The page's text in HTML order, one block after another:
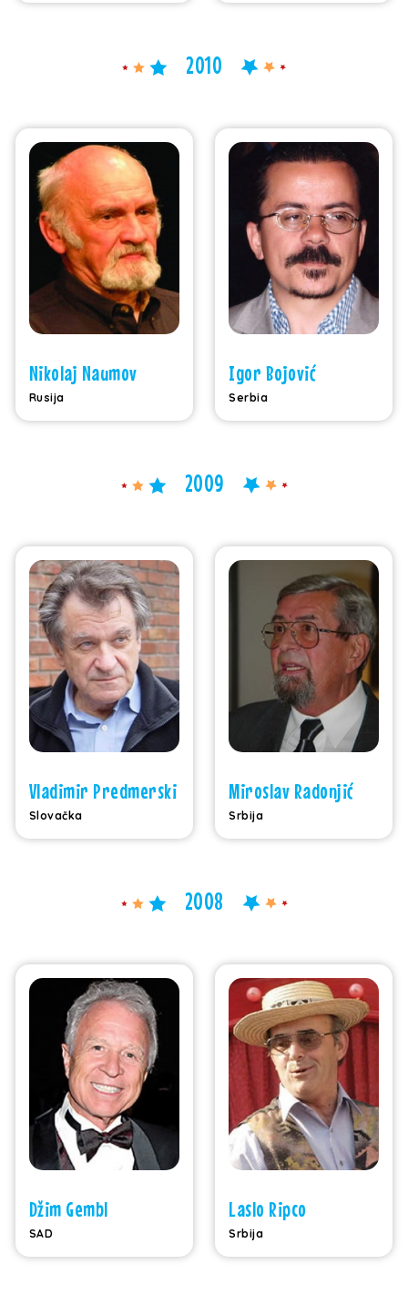
2010
Nikolaj Naumov
Rusija
Igor Bojović
Serbia
2009
Vladimir Predmerski
Slovačka
Miroslav Radonjić
Srbija
2008
Džim Gembl
SAD
Laslo Ripco
Srbija